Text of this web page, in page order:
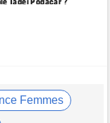
13:04
Femmes